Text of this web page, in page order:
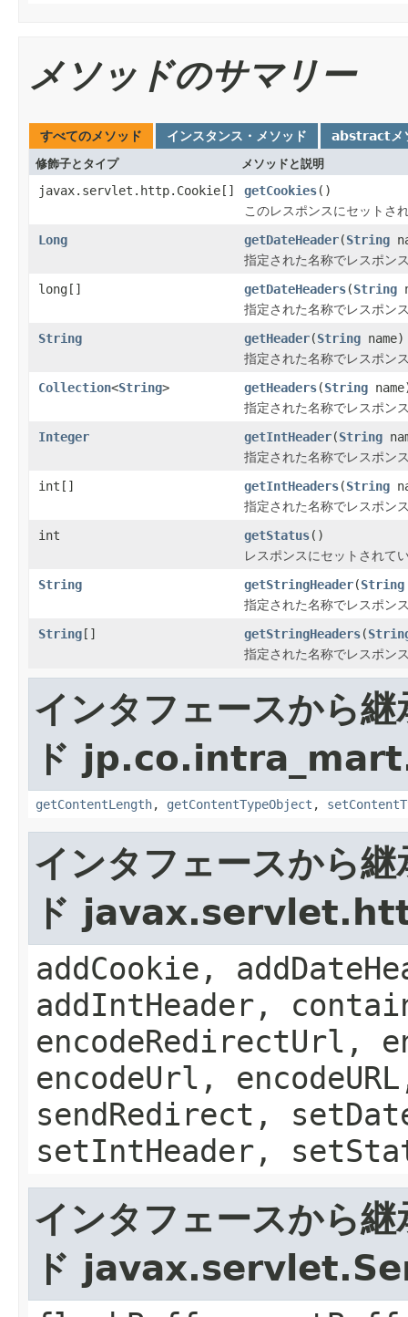
メソッドのサマリー
すべてのメソッド インスタンス・メソッド abstractメ
修飾子とタイプ メソッドと説明
javax.servlet.http.Cookie[] getCookies()
このレスポンスにセットさ
Long
getDateHeader(String
指定された名称でレスポン
long[]
getDateHeaders(String
指定された名称でレスポン
String
getHeader(String name)
指定された名称でレスポン
Collection<String> getHeaders(String
指定された名称でレスポン
Integer
getIntHeader(String
指定された名称でレスポン
int[]
getIntHeaders(String
指定された名称でレスポン
int
getStatus()
レスポンスにセットされて
String
getStringHeader(String
指定された名称でレスポン
String[] getStringHeaders(
指定された名称でレスポン
インタフェースから
ド
getContentLength, getContentTypeObject ,
インタフェースから
ド
addCookie,
addIntHeader,
encodeRedirectUrl,
encodeUrl,
sendRedirect,
setIntHeader,
インタフェースから
ド